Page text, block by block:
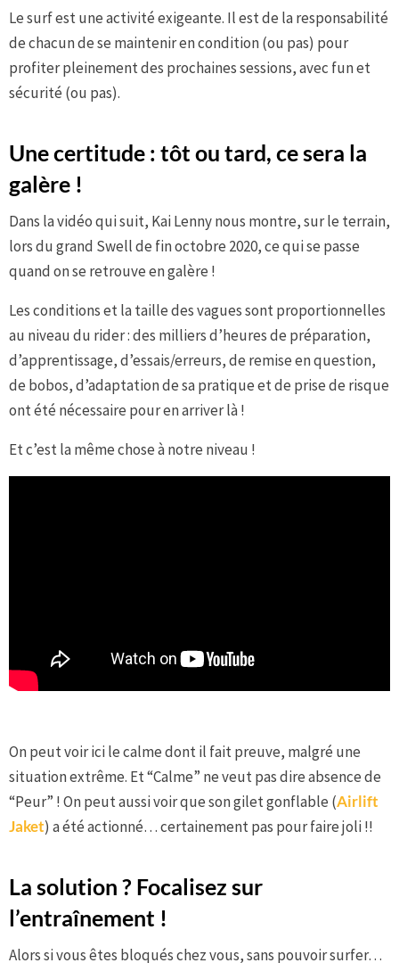
Le surf est une activité exigeante. Il est de la responsabilité
de chacun de se maintenir en condition (ou pas) pour
profiter pleinement des prochaines sessions, avec fun et
sécurité (ou pas).
Une certitude : tôt ou tard, ce sera la
galère !
Dans la vidéo qui suit, Kai Lenny nous montre, sur le terrain,
lors du grand Swell de fin octobre 2020, ce qui se passe
quand on se retrouve en galère !
Les conditions et la taille des vagues sont proportionnelles
au niveau du rider : des milliers d’heures de préparation,
d’apprentissage, d’essais/erreurs, de remise en question,
de bobos, d’adaptation de sa pratique et de prise de risque
ont été nécessaire pour en arriver là !
Et c’est la même chose à notre niveau !
On peut voir ici le calme dont il fait preuve, malgré une
situation extrême. Et “Calme” ne veut pas dire absence de
“Peur” ! On peut aussi voir que son gilet gonflable (Airlift
Jaket) a été actionné… certainement pas pour faire joli !!
La solution ? Focalisez sur
l’entraînement !
Alors si vous êtes bloqués chez vous, sans pouvoir surfer…